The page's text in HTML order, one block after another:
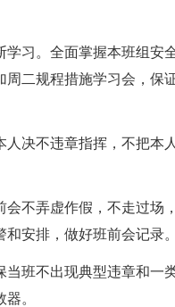
学习。全面掌握本班组安
二规程措施学习会，保
人决不违章指挥，不把本
会不弄虚作假，不走过场
安排，做好班前会记录。
当班不出现典型违章和一
。